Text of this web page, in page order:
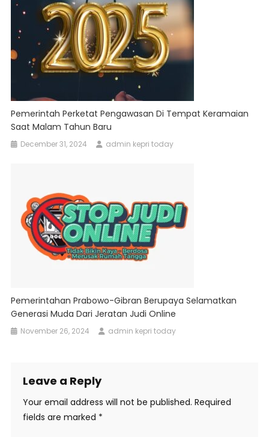
Pemerintah Perketat Pengawasan Di Tempat Keramaian
Saat Malam Tahun Baru
December 31, 2024 admin kepri today
Pemerintahan Prabowo-Gibran Berupaya Selamatkan
Generasi Muda Dari Jeratan Judi Online
November 26, 2024 admin kepri today
Leave a Reply
Your email address will not be published. Required
fields are marked *